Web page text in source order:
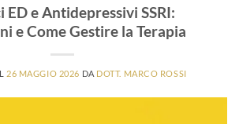
ED e Antidepressivi SSRI:
e Come Gestire la Terapia
26 MAGGIO 2026 DA DOTT. MARCO ROSSI